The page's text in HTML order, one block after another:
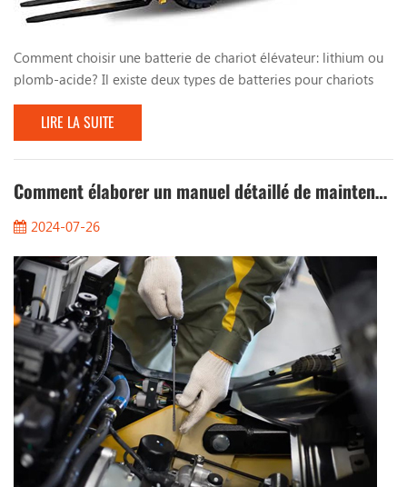
Comment choisir une batterie de chariot élévateur: lithium ou
plomb-acide? Il existe deux types de batteries pour chariots
élévateurs électriques , Batteries au plomb et batteries au
lithium. Du point de vue des types de batteries, le choix des
batteries de chariots élévateurs n'est pas compliqué, mais
certains autres facteurs rendent souvent difficile pour les
décideurs de décider! Par exemple: l...
LIRE LA SUITE
Comment élaborer un manuel détaillé de maintenance des chariots élévateurs
2024-07-26